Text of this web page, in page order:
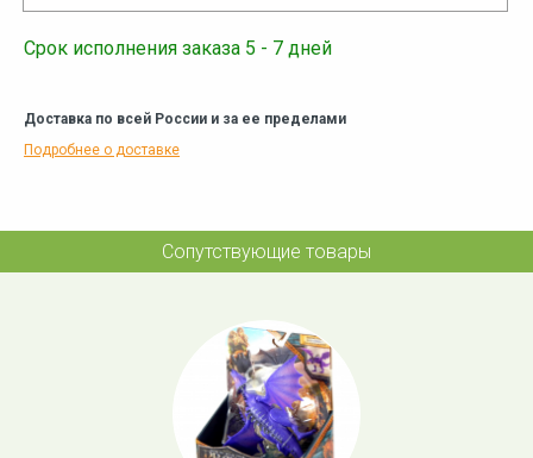
Срок исполнения заказа 5 - 7 дней
Доставка по всей России и за ее пределами
Подробнее о доставке
Сопутствующие товары